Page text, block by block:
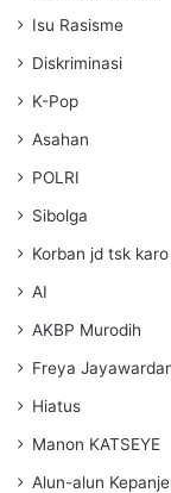
Isu Rasisme
Diskriminasi
K-Pop
Asahan
POLRI
Sibolga
Korban jd tsk karo
AI
AKBP Murodih
Freya
Hiatus
Manon KATSEYE
Alun-alun